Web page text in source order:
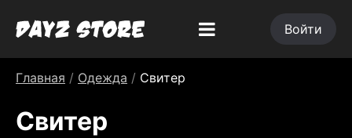
Войти
Главная / Одежда / Свитер
Свитер